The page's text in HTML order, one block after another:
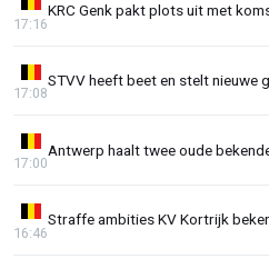
KRC Genk pakt plots uit met
17:16
STVV heeft beet en stelt nieuwe
17:08
Antwerp haalt twee oude
17:00
Straffe ambities KV Kortrijk
16:46